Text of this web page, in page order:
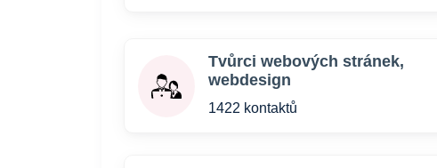
Tvůrci webových stránek,
webdesign
1422 kontaktů